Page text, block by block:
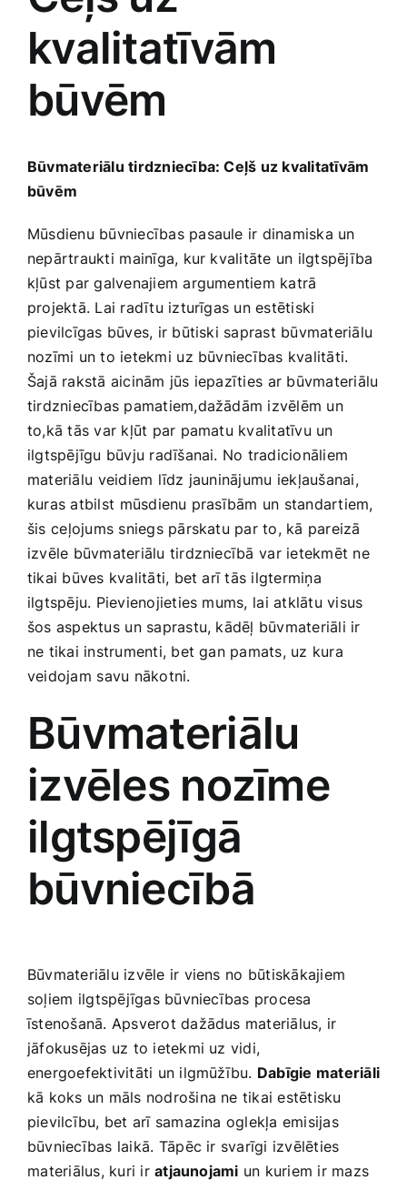
Jaunākie pārdevēji
Pirktākās preces
Raksti
Grāmatas
Gudrā māja
Mājai un remontam
Mājražotājiem
Mājsaimniecības preces
Mēbeles un interjers
Medicīnas preces
Mobilie telefoni, planšetdatori
Pakalpojumi
Pārtikas preces
Preces birojam
Preces pieaugušajiem
Rotaļlietas, bērnu preces
Smaržas, kosmētika
Sports, tūrisms un atpūta
Zoo preces
kvalitatīvām
būvēm
Būvmateriālu tirdzniecība: Ceļš uz kvalitatīvām
būvēm
Mūsdienu būvniecības pasaule ir dinamiska un
nepārtraukti⁤ mainīga, kur kvalitāte‍ un​ ilgtspējība
kļūst par galvenajiem argumentiem katrā
projektā. Lai radītu izturīgas un estētiski
pievilcīgas būves, ir būtiski saprast būvmateriālu
nozīmi un to ietekmi ⁢uz būvniecības kvalitāti.⁤
Šajā rakstā aicinām‌ jūs iepazīties⁢ ar būvmateriālu
tirdzniecības pamatiem,dažādām izvēlēm un
‌to,kā tās var‌ kļūt par pamatu kvalitatīvu ​un
ilgtspējīgu būvju radīšanai. No tradicionāliem
materiālu ⁤veidiem līdz jauninājumu⁣ iekļaušanai,
kuras atbilst ⁢mūsdienu prasībām un standartiem,
šis ⁢ceļojums sniegs pārskatu par to, ‍kā pareizā
izvēle būvmateriālu tirdzniecībā⁢ var ‍ietekmēt ne
tikai būves kvalitāti, bet arī tās ilgtermiņa
ilgtspēju. Pievienojieties mums,⁣ lai atklātu visus ​
šos aspektus ⁢un saprastu, kādēļ būvmateriāli‌ ir
ne tikai instrumenti, bet gan pamats, uz kura
veidojam ⁤savu nākotni.
Būvmateriālu
izvēles nozīme
ilgtspējīgā
būvniecībā
Būvmateriālu izvēle‌ ir viens⁤ no būtiskākajiem
soļiem⁤ ilgtspējīgas būvniecības procesa
īstenošanā. Apsverot dažādus materiālus,​ ir
jāfokusējas ‌uz ‌to ietekmi uz vidi,
energoefektivitāti​ un ilgmūžību. Dabīgie materiāli
kā koks un māls nodrošina ne tikai estētisku
pievilcību, bet arī samazina oglekļa emisijas
būvniecības‍ laikā. ⁢Tāpēc​ ir svarīgi izvēlēties
⁢materiālus, kuri iratjaunojami un kuriem ir mazs